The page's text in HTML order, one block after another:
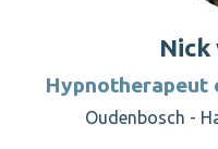
Nick
Hypnotherapeut
Oudenbosch -